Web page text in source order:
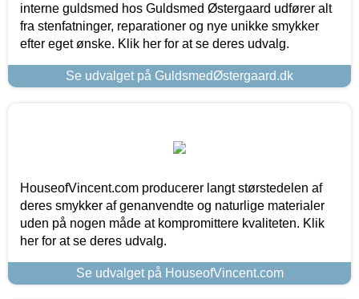
interne guldsmed hos Guldsmed Østergaard udfører alt
fra stenfatninger, reparationer og nye unikke smykker
efter eget ønske. Klik her for at se deres udvalg.
Se udvalget på GuldsmedØstergaard.dk
HouseofVincent.com producerer langt størstedelen af
deres smykker af genanvendte og naturlige materialer
uden på nogen måde at kompromittere kvaliteten. Klik
her for at se deres udvalg.
Se udvalget på HouseofVincent.com